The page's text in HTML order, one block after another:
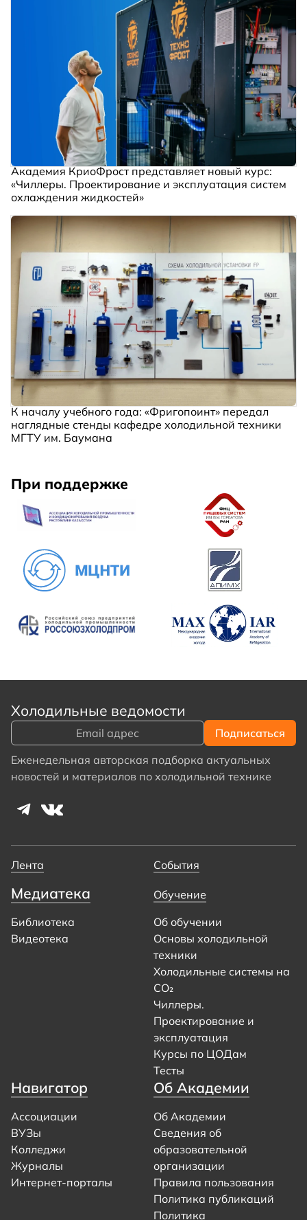
Академия КриоФрост представляет новый курс:
«Чиллеры. Проектирование и эксплуатация систем
охлаждения жидкостей»
К началу учебного года: «Фригопоинт» передал
наглядные стенды кафедре холодильной техники
МГТУ им. Баумана
При поддержке
Холодильные ведомости
Еженедельная авторская подборка актуальных
новостей и материалов по холодильной технике
Лента События
Медиатека
Библиотека
Видеотека
Обучение
Об обучении
Основы холодильной
техники
Холодильные системы на
CO₂
Чиллеры.
Проектирование и
эксплуатация
Курсы по ЦОДам
Тесты
Навигатор
Ассоциации
ВУЗы
Колледжи
Журналы
Интернет-порталы
Об Академии
Об Академии
Сведения об
образовательной
организации
Правила пользования
Политика публикаций
Политика